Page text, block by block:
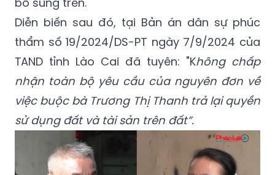
Diễn biến sau đó, tại Bản án dân sự phúc
thẩm số 19/2024/DS-PT ngày 7/9/2024 của
TAND tỉnh Lào Cai đã tuyên: "Không chấp
nhận toàn bộ yêu cầu của nguyên đơn về
việc buộc bà Trương Thị Thanh trả lại quyền
sử dụng đất và tài sản trên đất”.